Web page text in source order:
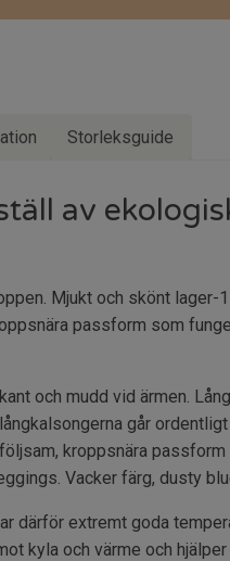
Storleksguide
av
Mjukt och skönt lager-
passform som
och mudd vid ärmen.
går
kroppsnära
Vacker färg, dusty
därför extremt goda
kyla och värme och